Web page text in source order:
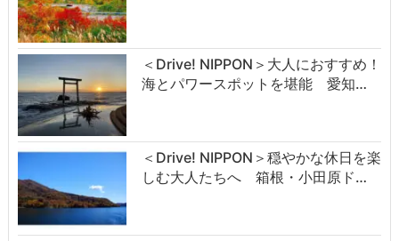
＜Drive! NIPPON＞大人におすすめ！
海とパワースポットを堪能 愛知…
＜Drive! NIPPON＞穏やかな休日を楽
しむ大人たちへ 箱根・小田原ド…